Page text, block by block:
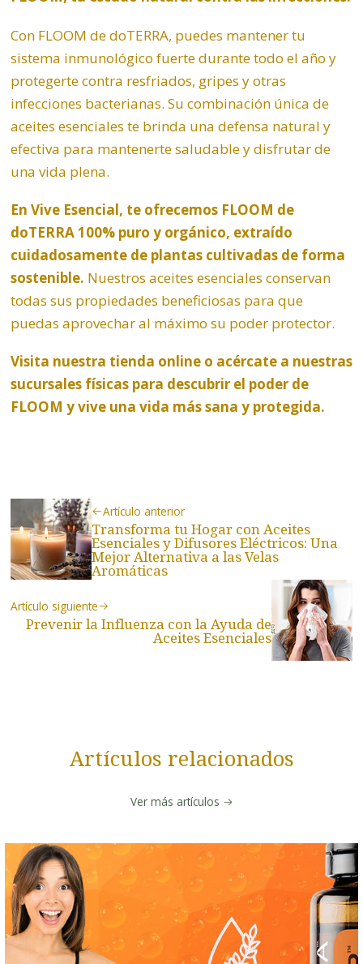
Con FLOOM de doTERRA, puedes mantener tu
sistema inmunológico fuerte durante todo el año y
protegerte contra resfriados, gripes y otras
infecciones bacterianas. Su combinación única de
aceites esenciales te brinda una defensa natural y
efectiva para mantenerte saludable y disfrutar de
una vida plena.
En Vive Esencial, te ofrecemos FLOOM de
doTERRA 100% puro y orgánico, extraído
cuidadosamente de plantas cultivadas de forma
sostenible. Nuestros aceites esenciales conservan
todas sus propiedades beneficiosas para que
puedas aprovechar al máximo su poder protector.
Visita nuestra tienda online o acércate a nuestras
sucursales físicas para descubrir el poder de
FLOOM y vive una vida más sana y protegida.
Artículo anterior
Transforma tu Hogar con Aceites
Esenciales y Difusores Eléctricos: Una
Mejor Alternativa a las Velas
Aromáticas
Artículo siguiente
Prevenir la Influenza con la Ayuda de
Aceites Esenciales
Artículos relacionados
Ver más artículos